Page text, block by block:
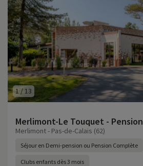
1 / 13
Merlimont-Le Touquet - Pension
Merlimont - Pas-de-Calais (62)
Séjour en Demi-pension ou Pension Complète
Clubs enfants dès 3 mois